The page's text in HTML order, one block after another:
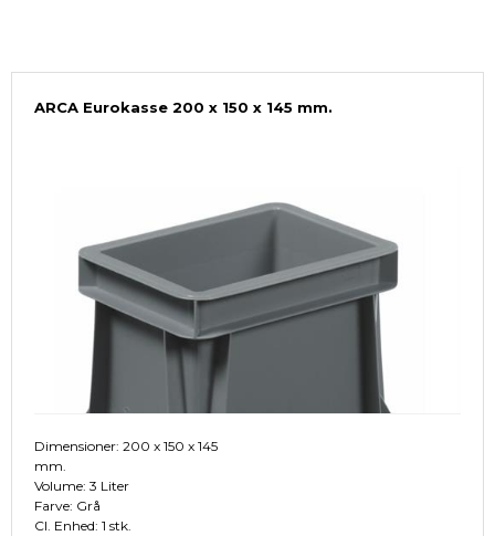
ARCA Eurokasse 200 x 150 x 145 mm.
Dimensioner: 200 x 150 x 145
mm.
Volume: 3 Liter
Farve: Grå
Cl. Enhed: 1 stk.